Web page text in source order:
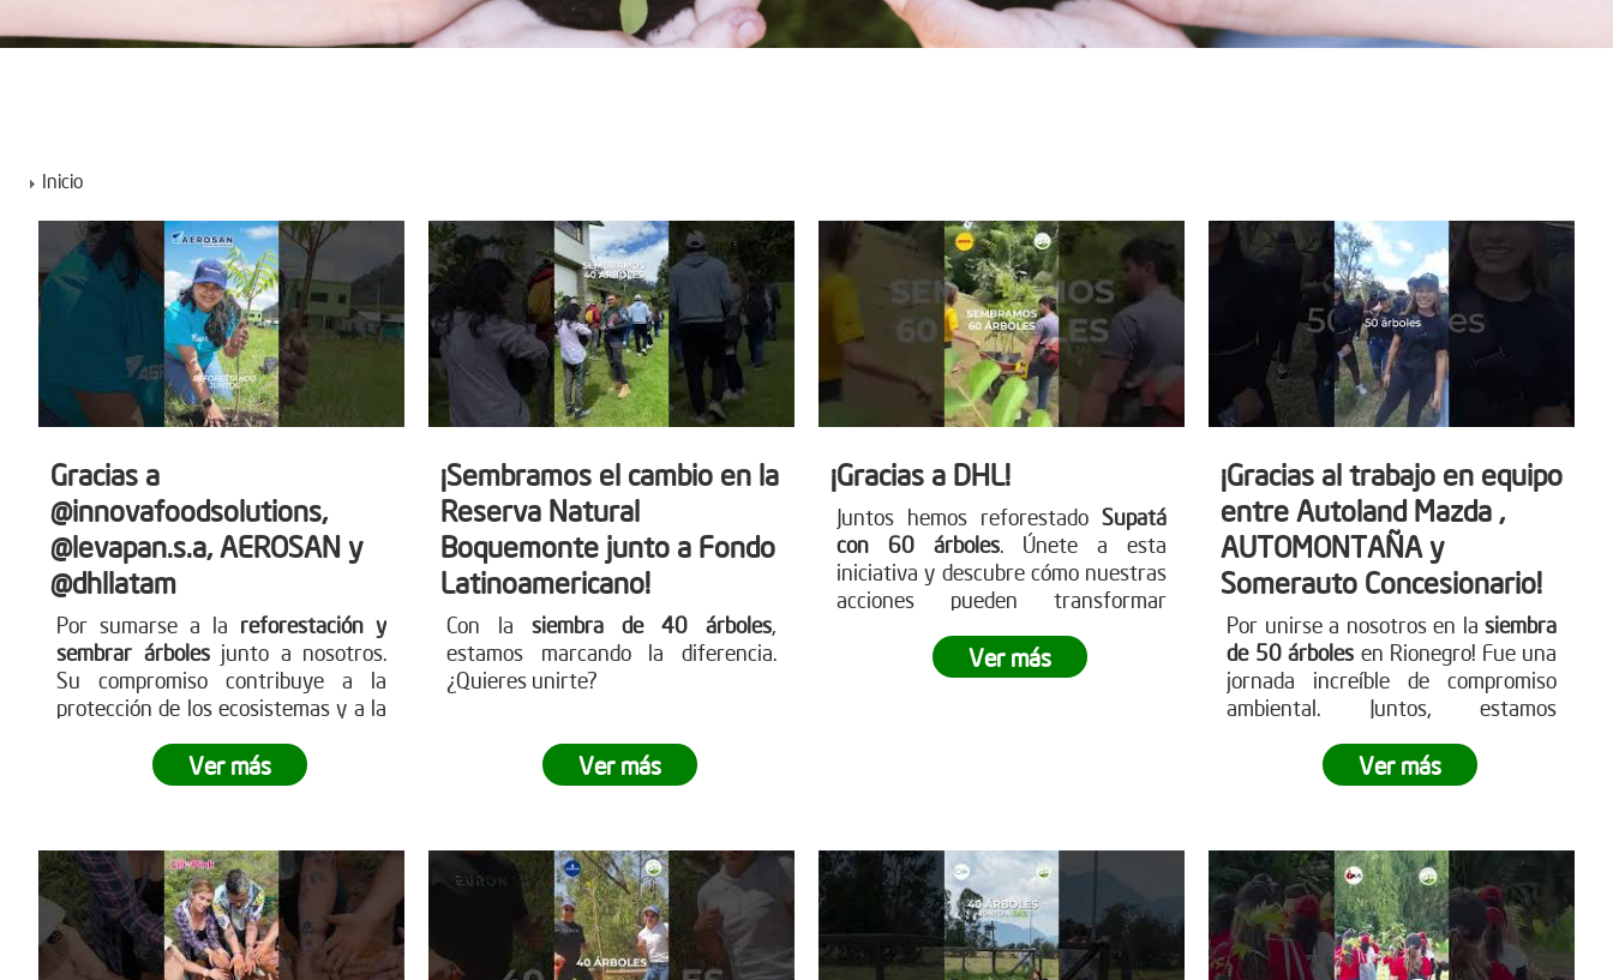
Inicio
Gracias a
@innovafoodsolutions,
@levapan.s.a, AEROSAN y
@dhllatam
Por sumarse a la reforestación y
sembrar árbolesjunto a nosotros.
Su compromiso contribuye a la
protección de los ecosistemas y a la
sostenible para todos.
sembrando juntos y haciendo crecer
Ver más
¡Sembramos el cambio en la
Reserva Natural
Boquemonte junto a Fondo
Latinoamericano!
Con la siembra de 40 árboles,
estamos marcando la diferencia.
¿Quieres unirte?
Ver más
¡Gracias a DHL!
Juntos hemos reforestado Supatá
con 60 árboles. Únete a esta
iniciativa y descubre cómo nuestras
acciones pueden transformar
Ver más
¡Gracias al trabajo en equipo
entre Autoland Mazda ,
AUTOMONTAÑA y
Somerauto Concesionario!
Por unirse a nosotros en la siembra
de 50 árboles en Rionegro! Fue una
jornada increíble de compromiso
ambiental. Juntos, estamos
cabo una reforestación impactante
¿Te sumas a este movimiento
Ver más